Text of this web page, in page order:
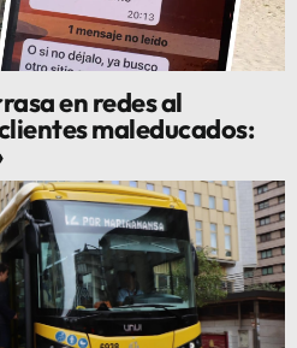
en redes al
maleducados: